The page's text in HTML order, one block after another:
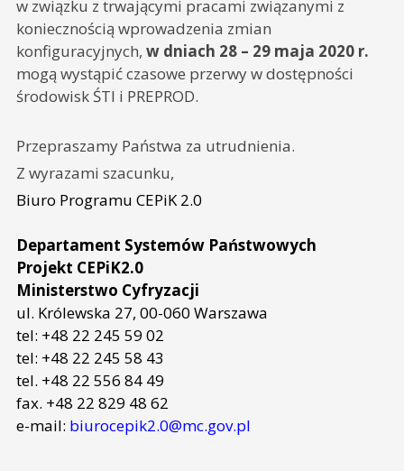
w związku z trwającymi pracami związanymi z
koniecznością wprowadzenia zmian
konfiguracyjnych, w dniach 28 – 29 maja 2020 r.
mogą wystąpić czasowe przerwy w dostępności
środowisk ŚTI i PREPROD.
Przepraszamy Państwa za utrudnienia.
Z wyrazami szacunku,
Biuro Programu CEPiK 2.0
Departament Systemów Państwowych
Projekt CEPiK2.0
Ministerstwo Cyfryzacji
ul. Królewska 27, 00-060 Warszawa
tel: +48 22 245 59 02
tel: +48 22 245 58 43
tel. +48 22 556 84 49
fax. +48 22 829 48 62
e-mail: biurocepik2.0@mc.gov.pl